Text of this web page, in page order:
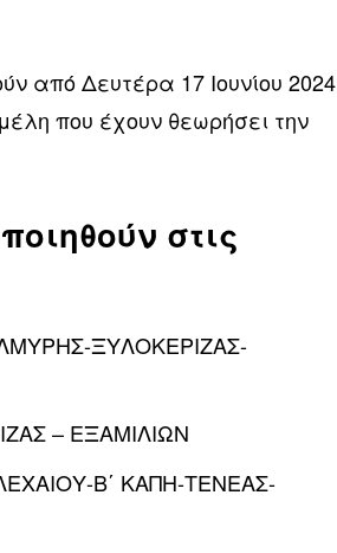
από Δευτέρα 17 Ιουνίου 2024
που έχουν θεωρήσει την
στις
ΞΥΛΟΚΕΡΙΖΑΣ-
– ΕΞΑΜΙΛΙΩΝ
Β΄ ΚΑΠΗ-ΤΕΝΕΑΣ-